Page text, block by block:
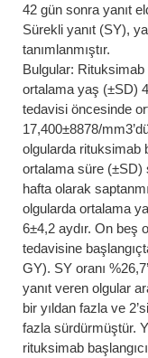
42 gün sonra yanıt
Sürekli yanıt (SY),
tanımlanmıştır.
Bulgular: Rituksimab
ortalama yaş (±SD)
tedavisi öncesinde
17,400±8878/
olgularda rituksimab
ortalama süre (±SD)
hafta olarak
olgularda ortalama
6±4,2 aydır. On beş
tedavisine
GY). SY oranı
yanıt veren olgular
bir yıldan fazla ve
fazla sürdürmüştür.
rituksimab